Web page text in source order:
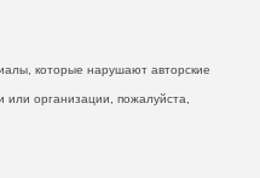
которые нарушают авторские
организации, пожалуйста,